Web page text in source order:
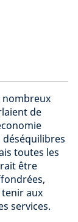
nombreux
de
toutes les
être
tenir aux
services.